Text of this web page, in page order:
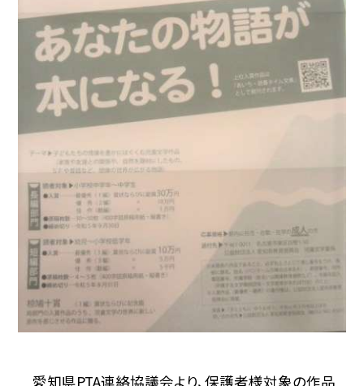
愛知県PTA連絡協議会より、保護者様対象の作品